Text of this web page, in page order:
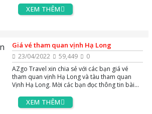
phí 24/7.XEM THÊM
Giá vé tham quan vịnh Hạ Long
23/04/2022 59,449
0
AZgo Travel xin chia sẻ với các bạn giá vé
tham quan vịnh Hạ Long và tàu tham quan
Vịnh Hạ Long. Mời các bạn đọc thông tin bài
XEM THÊM